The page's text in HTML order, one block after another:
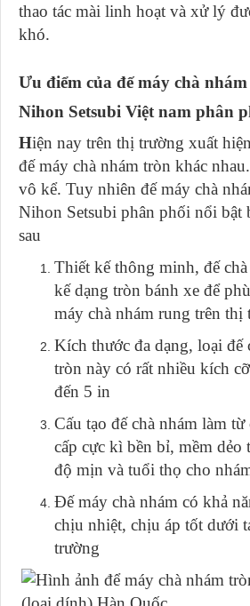
thao tác mài linh hoạt và xử lý
khó.
Ưu điểm của đế máy chà
Nihon Setsubi Việt nam phân
Hiện nay trên thị trường xuất
đế máy chà nhám tròn khác
vô kể. Tuy nhiên đế máy chà
Nihon Setsubi phân phối nổi bật
sau
Thiết kế thông minh, đế
kế dạng tròn bánh xe để
máy chà nhám rung trên thị
Kích thước đa dạng, loại đế
tròn này có rất nhiều kích
đến 5 in
Cấu tạo đế chà nhám làm
cấp cực kì bền bỉ, mềm dẻo
độ mịn và tuổi thọ cho
Đế máy chà nhám có khả
chịu nhiệt, chịu áp tốt dưới
trường